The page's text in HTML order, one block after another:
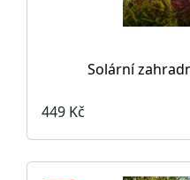
Solární
449 Kč